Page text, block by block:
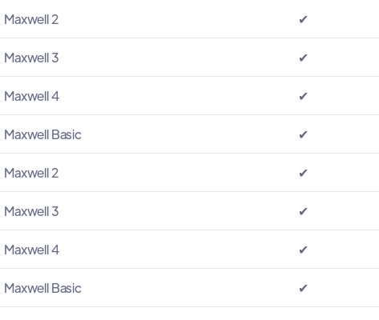
Maxwell 2 ✔
Maxwell 3 ✔
Maxwell 4 ✔
Maxwell Basic ✔
Maxwell 2 ✔
Maxwell 3 ✔
Maxwell 4 ✔
Maxwell Basic ✔